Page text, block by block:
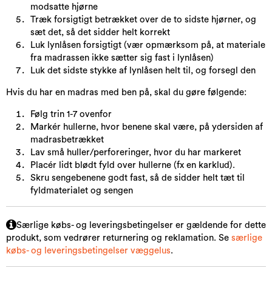
modsatte hjørne
Træk forsigtigt betrækket over de to sidste hjørner, og
sæt det, så det sidder helt korrekt
Luk lynlåsen forsigtigt (vær opmærksom på, at materiale
fra madrassen ikke sætter sig fast i lynlåsen)
Luk det sidste stykke af lynlåsen helt til, og forsegl den
Hvis du har en madras med ben på, skal du gøre følgende:
Følg trin 1-7 ovenfor
Markér hullerne, hvor benene skal være, på ydersiden af
madrasbetrækket
Lav små huller/perforeringer, hvor du har markeret
Placér lidt blødt fyld over hullerne (fx en karklud).
Skru sengebenene godt fast, så de sidder helt tæt til
fyldmaterialet og sengen
Særlige købs- og leveringsbetingelser er gældende for dette
produkt, som vedrører returnering og reklamation. Se særlige
købs- og leveringsbetingelser væggelus.